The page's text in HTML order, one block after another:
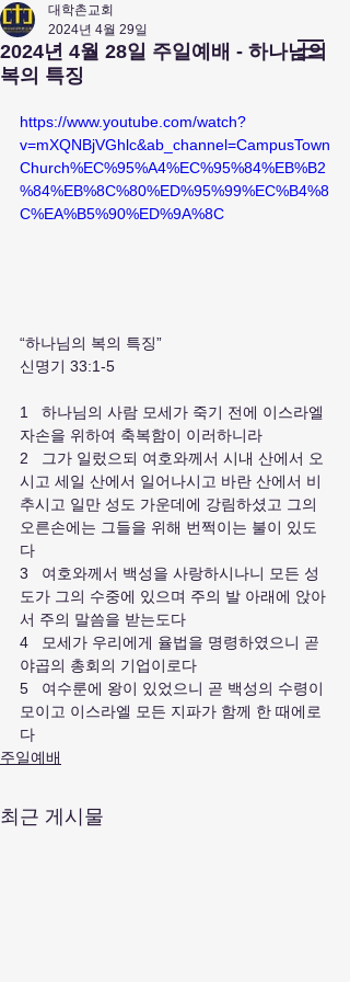
앤아버​ 대학촌 교회
Campus Town Church of Ann Arbor
2024년 4월 28일 주일예배 - 하나님의
복의 특징
대학촌교회
2024년 4월 29일
https://www.youtube.com/watch?
v=mXQNBjVGhlc&ab_channel=CampusTown
Church%EC%95%A4%EC%95%84%EB%B2
%84%EB%8C%80%ED%95%99%EC%B4%8
C%EA%B5%90%ED%9A%8C
“하나님의 복의 특징”
신명기 33:1-5
1   하나님의 사람 모세가 죽기 전에 이스라엘
자손을 위하여 축복함이 이러하니라
2   그가 일렀으되 여호와께서 시내 산에서 오
시고 세일 산에서 일어나시고 바란 산에서 비
추시고 일만 성도 가운데에 강림하셨고 그의
오른손에는 그들을 위해 번쩍이는 불이 있도
다
3   여호와께서 백성을 사랑하시나니 모든 성
도가 그의 수중에 있으며 주의 발 아래에 앉아
서 주의 말씀을 받는도다
4   모세가 우리에게 율법을 명령하였으니 곧
야곱의 총회의 기업이로다
5   여수룬에 왕이 있었으니 곧 백성의 수령이
모이고 이스라엘 모든 지파가 함께 한 때에로
다
주일예배
최근 게시물